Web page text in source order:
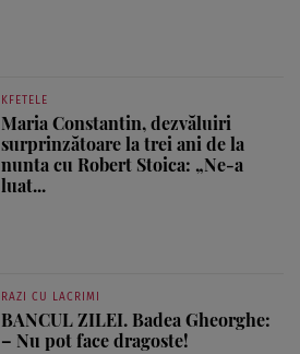
KFETELE
Maria Constantin, dezvăluiri
surprinzătoare la trei ani de la
nunta cu Robert Stoica: „Ne-a
luat...
RAZI CU LACRIMI
BANCUL ZILEI. Badea Gheorghe:
– Nu pot face dragoste!